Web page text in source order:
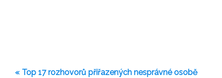
« Top 17 rozhovorů přiřazených nesprávné osobě